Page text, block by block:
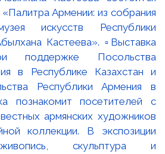
Армении: из собрания
искусств Республики
Кастеева». ▫️Выставка
поддержке Посольства
в Республике Казахстан и
Республики Армения в
познакомит посетителей с
армянских художников
коллекции. В экспозиции
скульптура и